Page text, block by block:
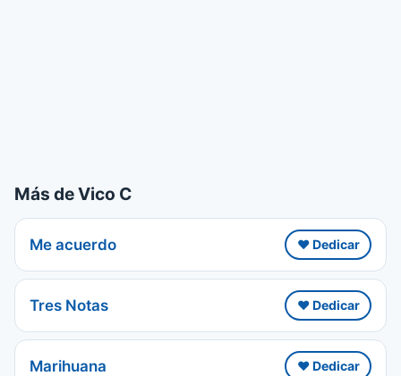
Más de Vico C
Me acuerdo ❤️ Dedicar
Tres Notas ❤️ Dedicar
Marihuana ❤️ Dedicar